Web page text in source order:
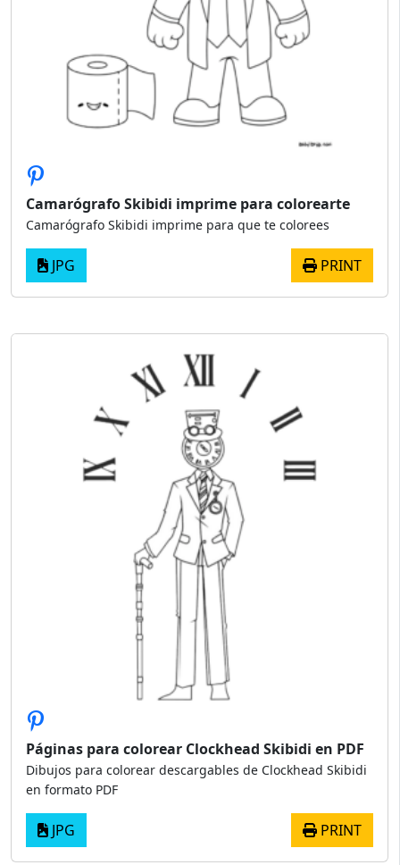
Camarógrafo Skibidi imprime para colorearte
Camarógrafo Skibidi imprime para que te colorees
JPG PRINT
Páginas para colorear Clockhead Skibidi en PDF
Dibujos para colorear descargables de Clockhead Skibidi
en formato PDF
JPG PRINT